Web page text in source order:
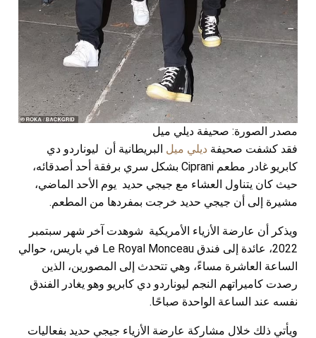
مصدر الصورة: صحيفة ديلي ميل
فقد كشفت صحيفة ديلي ميل البريطانية أن ليوناردو دي
كابريو غادر مطعم Ciprani بشكل سري برفقة أحد أصدقائه،
حيث كان يتناول العشاء مع جيجي حديد يوم الأحد الماضي،
مشيرة إلى أن جيجي حديد خرجت بمفردها من المطعم.
ويذكر أن عارضة الأزياء الأمريكية شوهدت آخر شهر سبتمبر
2022، عائدة إلى فندق Le Royal Monceau في باريس، حوالي
الساعة العاشرة مساءً، وهي تتحدث إلى المصورين، الذين
رصدت كاميراتهم النجم ليوناردو دي كابريو وهو يغادر الفندق
نفسه عند الساعة الواحدة صباحًا.
ويأتي ذلك خلال مشاركة عارضة الأزياء جيجي حديد بفعاليات